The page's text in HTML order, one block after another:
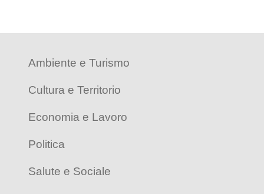
Ambiente e Turismo
Cultura e Territorio
Economia e Lavoro
Politica
Salute e Sociale